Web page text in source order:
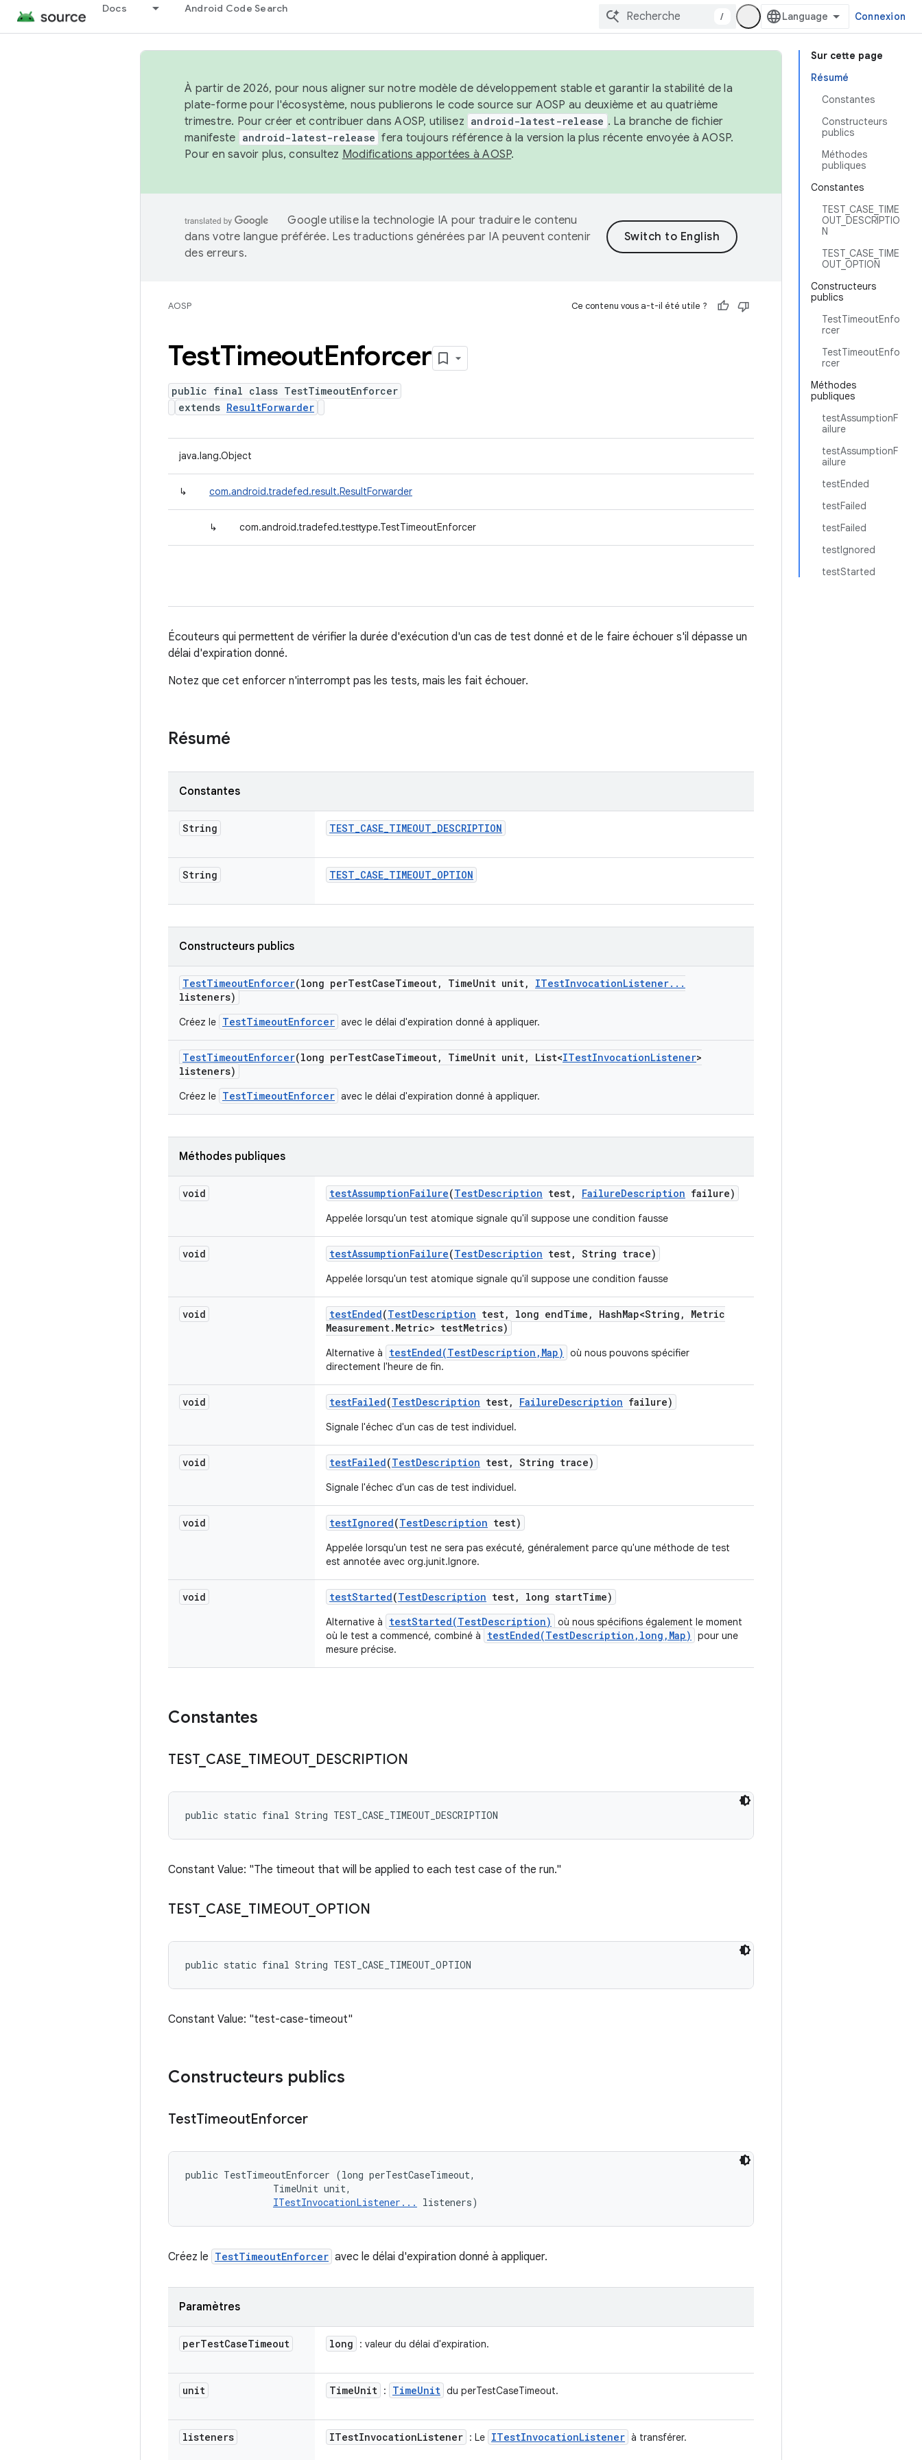
Docs Android Code Search
/ Connexion
Sur cette page
Résumé
Constantes
Constructeurs
publics
Méthodes
publiques
Constantes
TEST_CASE_TIME
OUT_DESCRIPTIO
N
TEST_CASE_TIME
OUT_OPTION
Constructeurs
publics
TestTimeoutEnfo
rcer
TestTimeoutEnfo
rcer
Méthodes
publiques
testAssumptionF
ailure
testAssumptionF
ailure
testEnded
testFailed
testFailed
testIgnored
testStarted
À partir de 2026, pour nous aligner sur notre modèle de développement stable et garantir la stabilité de la
plate-forme pour l'écosystème, nous publierons le code source sur AOSP au deuxième et au quatrième
trimestre. Pour créer et contribuer dans AOSP, utilisez android-latest-release . La branche de fichier
manifeste android-latest-release fera toujours référence à la version la plus récente envoyée à AOSP.
Pour en savoir plus, consultez Modifications apportées à AOSP.
Google utilise la technologie IA pour traduire le contenu
dans votre langue préférée. Les traductions générées par IA peuvent contenir
des erreurs.
AOSP Ce contenu vous a-t-il été utile ?
TestTimeoutEnforcer
public final class TestTimeoutEnforcer
extends ResultForwarder
java.lang.Object
↳ com.android.tradefed.result.ResultForwarder
↳ com.android.tradefed.testtype.TestTimeoutEnforcer
Écouteurs qui permettent de vérifier la durée d'exécution d'un cas de test donné et de le faire échouer s'il dépasse un
délai d'expiration donné.
Notez que cet enforcer n'interrompt pas les tests, mais les fait échouer.
Résumé
Constantes
String TEST_CASE_TIMEOUT_DESCRIPTION
String TEST_CASE_TIMEOUT_OPTION
Constructeurs publics
TestTimeoutEnforcer(long perTestCaseTimeout, TimeUnit unit, ITestInvocationListener. . .
listeners)
Créez le TestTimeoutEnforcer avec le délai d'expiration donné à appliquer.
TestTimeoutEnforcer(long perTestCaseTimeout, TimeUnit unit, List<ITestInvocationListener>
listeners)
Créez le TestTimeoutEnforcer avec le délai d'expiration donné à appliquer.
Méthodes publiques
void testAssumptionFailure(TestDescription test, FailureDescription failure)
Appelée lorsqu'un test atomique signale qu'il suppose une condition fausse
void testAssumptionFailure(TestDescription test, String trace)
Appelée lorsqu'un test atomique signale qu'il suppose une condition fausse
void testEnded(TestDescription test, long endTime , HashMap<String ,
Metric
Measurement. Metric> testMetrics)
Alternative à testEnded(TestDescription,Map)
où nous pouvons spécifier
directement l'heure de fin.
void testFailed(TestDescription test, FailureDescription failure)
Signale l'échec d'un cas de test individuel.
void testFailed(TestDescription test, String trace)
Signale l'échec d'un cas de test individuel.
void testIgnored(TestDescription test)
Appelée lorsqu'un test ne sera pas exécuté, généralement parce qu'une méthode de test
est annotée avec org.junit.Ignore.
void testStarted(TestDescription test, long startTime)
Alternative à testStarted(TestDescription)
où nous spécifions également le moment
où le test a commencé, combiné à
testEnded(TestDescription,long,Map)
pour une
mesure précise.
Constantes
TEST_ CASE TIMEOUT_ DESCRIPTION
public static final String TEST_CASE_TIMEOUT_DESCRIPTION
Constant Value: "The timeout that will be applied to each test case of the run."
TEST_ CASE TIMEOUT_ OPTION
public static final String TEST_CASE_TIMEOUT_OPTION
Constant Value: "test-case-timeout"
Constructeurs publics
TestTimeoutEnforcer
public TestTimeoutEnforcer (long perTestCaseTimeout,
                TimeUnit unit,
ITestInvocationListener...
listeners)
Créez le TestTimeoutEnforcer avec le délai d'expiration donné à appliquer.
Paramètres
perTestCaseTimeout long : valeur du délai d'expiration.
unit TimeUnit : TimeUnit du perTestCaseTimeout.
listeners ITestInvocationListener : Le ITestInvocationListener à transférer.